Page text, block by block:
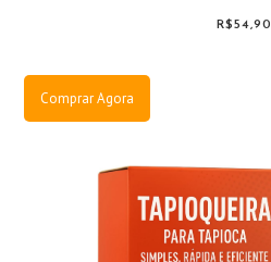
R$54,90
Comprar Agora